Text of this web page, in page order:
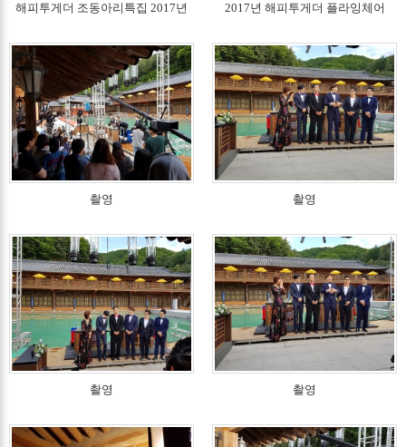
해피투게더 조동아리특집 2017년 2017년 해피투게더 플라잉체어
촬영 촬영
촬영 촬영